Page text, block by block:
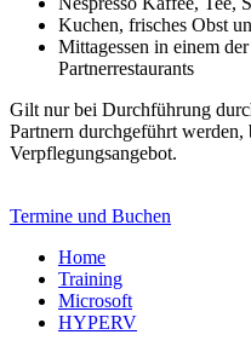
Kuchen, frisches Obst
Mittagessen in einem
Partnerrestaurants
Gilt nur bei Durchführung
Partnern durchgeführt
Verpflegungsangebot.
Termine und Buchen
Home
Training
Microsoft
HYPERV